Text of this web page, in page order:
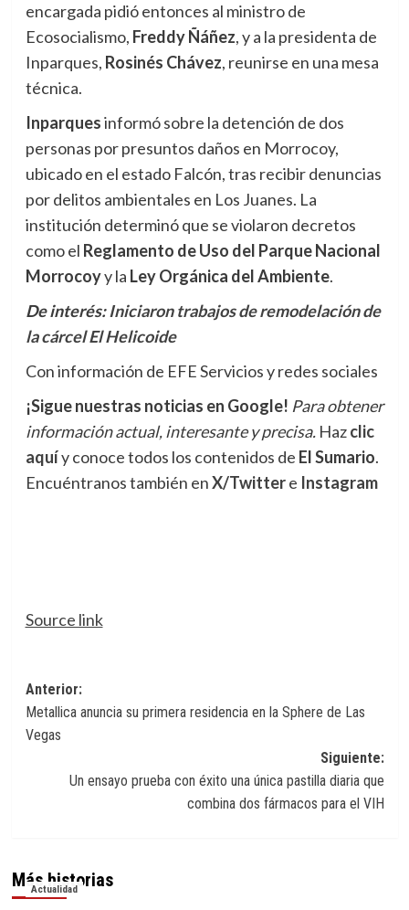
encargada pidió entonces al ministro de
Ecosocialismo, Freddy Ñáñez, y a la presidenta de
Inparques, Rosinés Chávez, reunirse en una mesa
técnica.
Inparquesinformó sobre la detención de dos
personas por presuntos daños en Morrocoy,
ubicado en el estado Falcón, tras recibir denuncias
por delitos ambientales en Los Juanes. La
institución determinó que se violaron decretos
como el Reglamento de Uso del Parque Nacional
Morrocoyy la Ley Orgánica del Ambiente.
De interés:Iniciaron trabajos de remodelación de
la cárcel El Helicoide
Con información de EFE Servicios y redes sociales
¡Sigue nuestras noticias en Google! Para obtener
información actual, interesante y precisa.Hazclic
aquíy conoce todos los contenidos de El Sumario.
Encuéntranos también enX/Twittere Instagram
Source link
Navegación
de
entradas
Anterior:
Metallica anuncia su primera residencia en la Sphere de Las
Vegas
Siguiente:
Un ensayo prueba con éxito una única pastilla diaria que
combina dos fármacos para el VIH
Más historias
Actualidad